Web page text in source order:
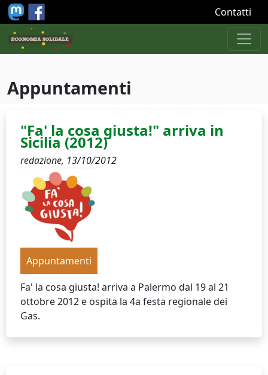
Salta al contenuto principale Contatti
Appuntamenti
"Fa' la cosa giusta!" arriva in
Sicilia (2012)
redazione, 13/10/2012
Appuntamenti
Fa' la cosa giusta! arriva a Palermo dal 19 al 21
ottobre 2012 e ospita la 4a festa regionale dei
Gas.